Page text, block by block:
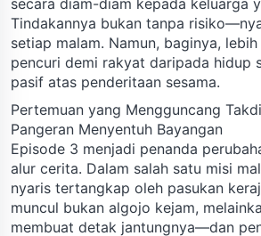
Tindakannya bukan tanpa
setiap malam. Namun, baginya,
pencuri demi rakyat daripada hidup
pasif atas penderitaan sesama.
Pertemuan yang Mengguncang
Pangeran Menyentuh Bayangan
Episode 3 menjadi penanda
alur cerita. Dalam salah satu misi
nyaris tertangkap oleh pasukan
muncul bukan algojo kejam,
membuat detak jantungnya—dan